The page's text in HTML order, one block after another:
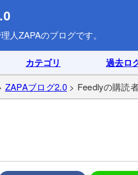
人ZAPAのブログです。
カテゴリ 過去ロ
ZAPAブログ2.0> Feedlyの購読